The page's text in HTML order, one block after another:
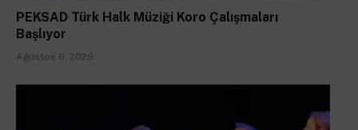
PEKSAD Türk Halk Müziği Koro Çalışmaları
Başlıyor
Ağustos 6, 2026